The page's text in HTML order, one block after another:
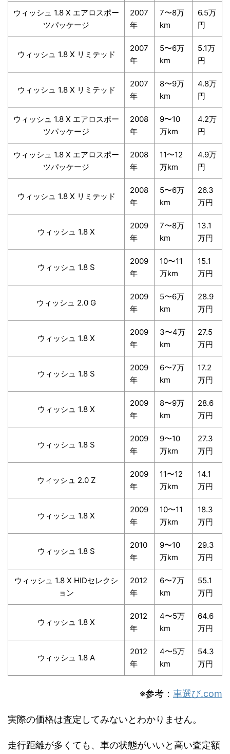
ウィッシュ 1.8 X エアロスポー
ツパッケージ
2007
年
7〜8万
km
6.5万
円
ウィッシュ 1.8 X リミテッド
2007
年
5〜6万
km
5.1万
円
ウィッシュ 1.8 X リミテッド
2007
年
8〜9万
km
4.8万
円
ウィッシュ 1.8 X エアロスポー
ツパッケージ
2008
年
9〜10
万km
4.2万
円
ウィッシュ 1.8 X エアロスポー
ツパッケージ
2008
年
11〜12
万km
4.9万
円
ウィッシュ 1.8 X リミテッド
2008
年
5〜6万
km
26.3
万円
ウィッシュ 1.8 X
2009
年
7〜8万
km
13.1
万円
ウィッシュ 1.8 S
2009
年
10〜11
万km
15.1
万円
ウィッシュ 2.0 G
2009
年
5〜6万
km
28.9
万円
ウィッシュ 1.8 X
2009
年
3〜4万
km
27.5
万円
ウィッシュ 1.8 S
2009
年
6〜7万
km
17.2
万円
ウィッシュ 1.8 X
2009
年
8〜9万
km
28.6
万円
ウィッシュ 1.8 S
2009
年
9〜10
万km
27.3
万円
ウィッシュ 2.0 Z
2009
年
11〜12
万km
14.1
万円
ウィッシュ 1.8 X
2009
年
10〜11
万km
18.3
万円
ウィッシュ 1.8 S
2010
年
9〜10
万km
29.3
万円
ウィッシュ 1.8 X HIDセレクシ
ョン
2012
年
6〜7万
km
55.1
万円
ウィッシュ 1.8 X
2012
年
4〜5万
km
64.6
万円
ウィッシュ 1.8 A
2012
年
4〜5万
km
54.3
万円
※参考： 車選び.com
実際の価格は査定してみないとわかりません。
走行距離が多くても、車の状態がいいと高い査定額